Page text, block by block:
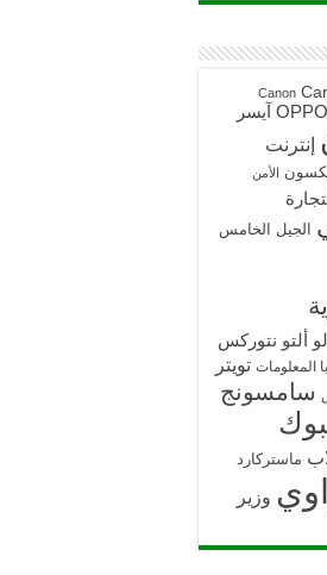
Canon
OPPO آيسر
إنترنت
الأمن
الجيل الخامس
ألتو نتوركس
المعلومات تويتر
سامسونج
ماستركارد
وزير